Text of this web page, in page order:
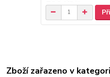
Zboží zařazeno v